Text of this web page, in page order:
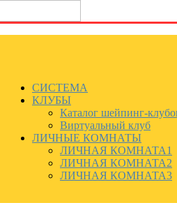
СИСТЕМА
КЛУБЫ
Каталог шейпинг-
Виртуальный клуб
ЛИЧНЫЕ КОМНАТЫ
ЛИЧНАЯ КОМНАТА1
ЛИЧНАЯ КОМНАТА2
ЛИЧНАЯ КОМНАТА3